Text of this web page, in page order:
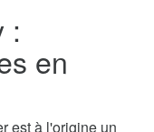
:
en
est à l'origine un